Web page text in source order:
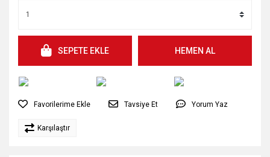
SEPETE EKLE HEMEN AL
Tavsiye Et Yorum Yaz
Karşılaştır